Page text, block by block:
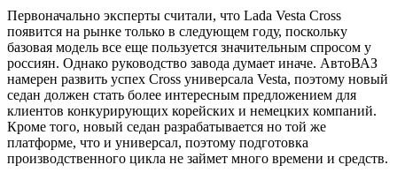
Первоначально эксперты считали, что Lada Vesta Cross
появится на рынке только в следующем году, поскольку
базовая модель все еще пользуется значительным спросом у
россиян. Однако руководство завода думает иначе. АвтоВАЗ
намерен развить успех Cross универсала Vesta, поэтому новый
седан должен стать более интересным предложением для
клиентов конкурирующих корейских и немецких компаний.
Кроме того, новый седан разрабатывается но той же
платформе, что и универсал, поэтому подготовка
производственного цикла не займет много времени и средств.